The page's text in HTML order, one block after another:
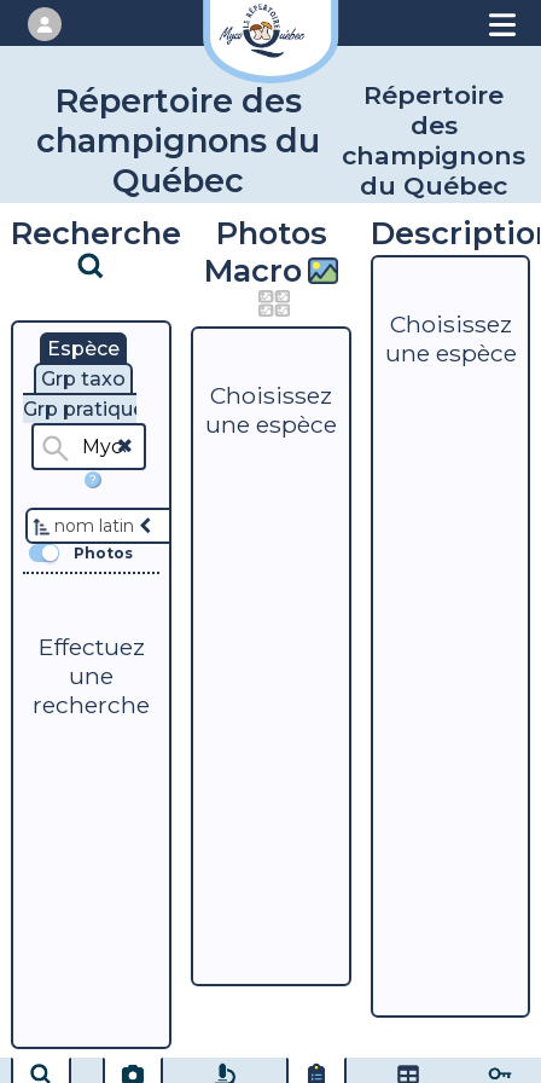
Répertoire des
champignons du
Québec
Répertoire
des
champignons
du Québec
Recherche
Espèce
Grp taxo
Grp pratique
?
nom latin
Photos
Effectuez
une
recherche
Photos
Macro
Choisissez
une espèce
Choisissez
une espèce